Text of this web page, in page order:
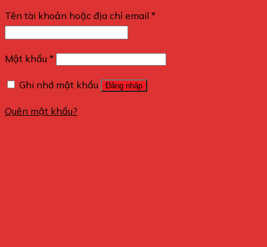
Tên tài khoản hoặc địa chỉ email *
Mật khẩu *
Ghi nhớ mật khẩu Đăng nhập
Quên mật khẩu?